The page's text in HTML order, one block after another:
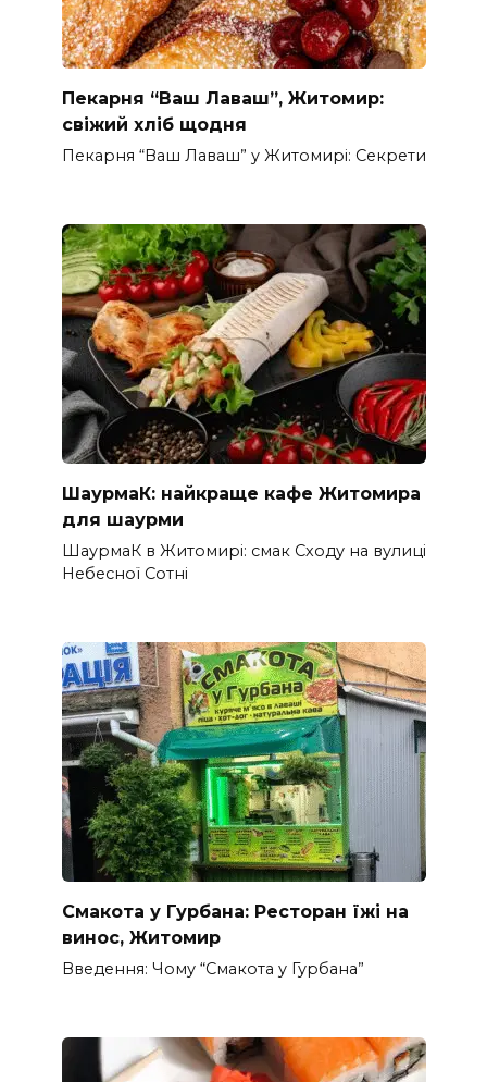
Пекарня “Ваш Лаваш”, Житомир:
свіжий хліб щодня
Пекарня “Ваш Лаваш” у Житомирі: Секрети
ШаурмаК: найкраще кафе Житомира
для шаурми
ШаурмаК в Житомирі: смак Сходу на вулиці
Небесної Сотні
Смакота у Гурбана: Ресторан їжі на
винос, Житомир
Введення: Чому “Смакота у Гурбана”